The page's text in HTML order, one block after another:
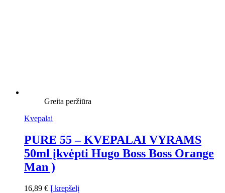
Greita peržiūra
Kvepalai
PURE 55 – KVEPALAI VYRAMS
50ml įkvėpti Hugo Boss Boss Orange
Man )
16,89 € Į krepšelį